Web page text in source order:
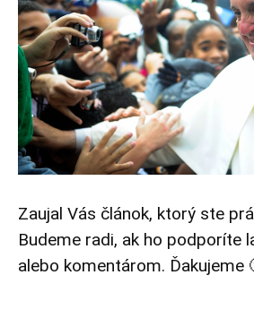
Zaujal Vás článok, ktorý ste
Budeme radi, ak ho podporíte
alebo komentárom. Ďakujeme